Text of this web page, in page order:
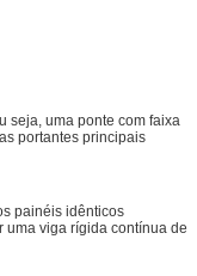
seja, uma ponte com faixa
portantes principais
painéis idênticos
uma viga rígida contínua de